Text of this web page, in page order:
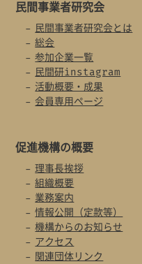
民間事業者研究会
民間事業者研究会とは
総会
参加企業一覧
民間研instagram
活動概要・成果
会員専用ページ
促進機構の概要
理事長挨拶
組織概要
業務案内
情報公開（定款等）
機構からのお知らせ
アクセス
関連団体リンク